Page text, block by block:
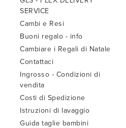
SERVICE
Cambi e Resi
Buoni regalo - info
Cambiare i Regali di Natale
Contattaci
Ingrosso - Condizioni di
vendita
Costi di Spedizione
Istruzioni di lavaggio
Guida taglie bambini